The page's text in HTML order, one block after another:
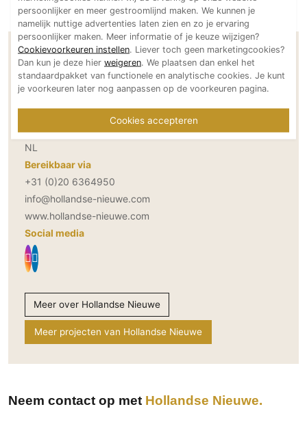
Technologie
Audio/Video
Thuisbioscoop
Domotica
Fitnessapparatuur
Wifi
Overig
Aannemers Interieur
Akoestiek
Binnenzwembaden
Wellness
Contactgegevens Hollandse Nieuwe
1112AW Diemen
NL
Bereikbaar via
+31 (0)20 6364950
info@hollandse-nieuwe.com
www.hollandse-nieuwe.com
Social media
Meer over Hollandse Nieuwe
Meer projecten van Hollandse Nieuwe
Neem contact op met Hollandse Nieuwe
persoonlijker en meer gestroomlijnd maken. We kunnen je
namelijk nuttige advertenties laten zien en zo je ervaring
persoonlijker maken. Meer informatie of je keuze wijzigen?
Cookievoorkeuren instellen. Liever toch geen marketingcookies?
Dan kun je deze hier weigeren. We plaatsen dan enkel het
standaardpakket van functionele en analytische cookies. Je kunt
je voorkeuren later nog aanpassen op de voorkeuren pagina.
Cookies accepteren